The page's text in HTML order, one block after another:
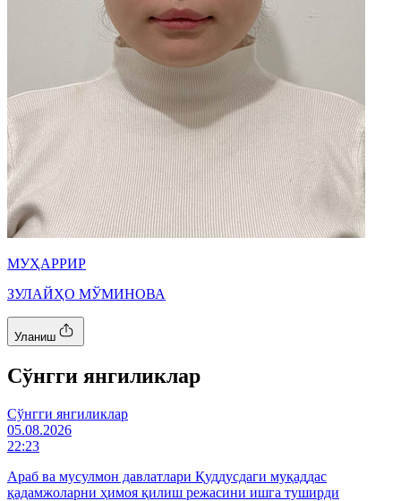
МУҲАРРИР
ЗУЛАЙҲО МЎМИНОВА
Уланиш
Cўнгги янгиликлар
Cўнгги янгиликлар
05.08.2026
22:23
Араб ва мусулмон давлатлари Қуддусдаги муқаддас
қадамжоларни ҳимоя қилиш режасини ишга туширди